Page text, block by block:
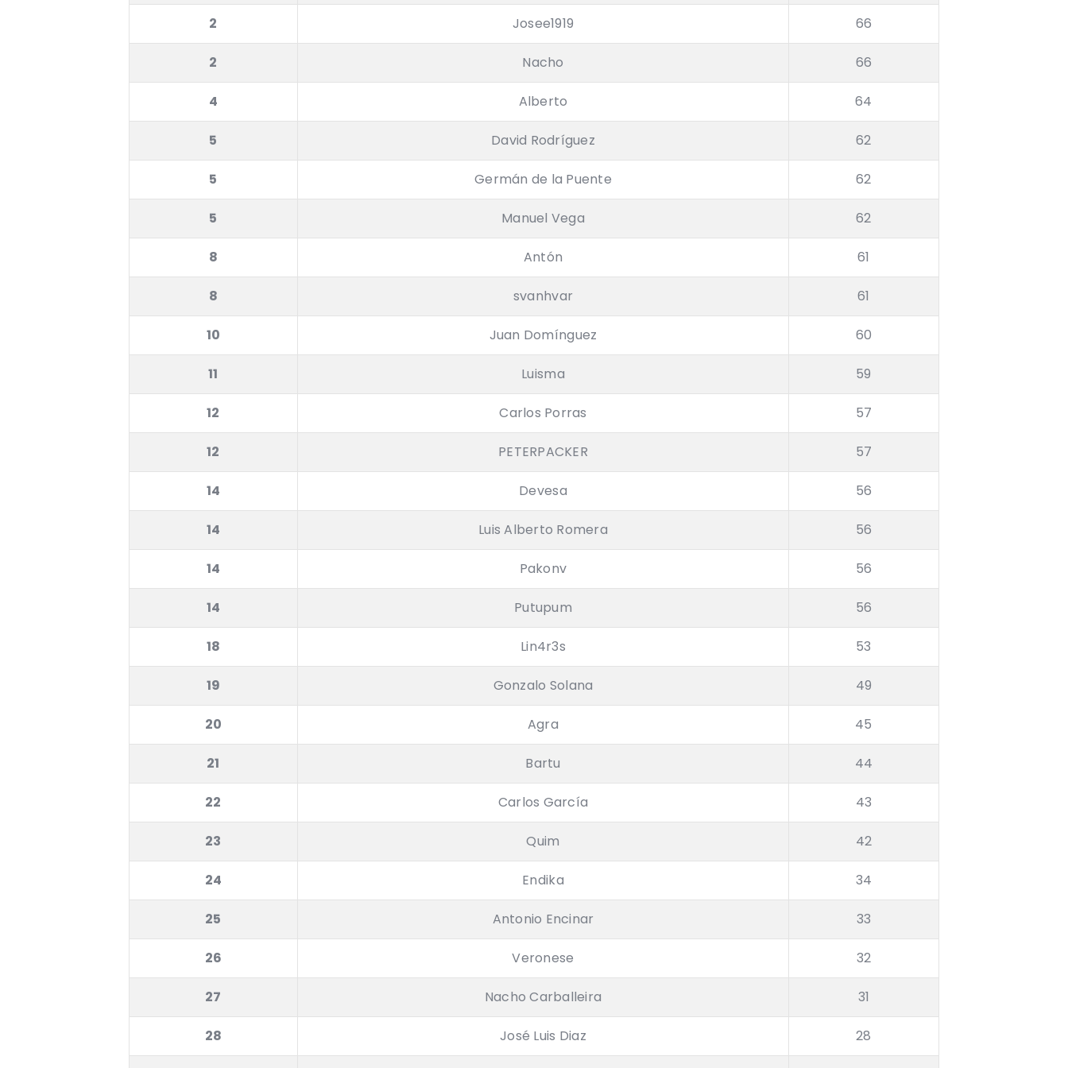
2 Josee1919 66
2 Nacho 66
4 Alberto 64
5 David Rodríguez 62
5 Germán de la Puente 62
5 Manuel Vega 62
8 Antón 61
8 svanhvar 61
10 Juan Domínguez 60
11 Luisma 59
12 Carlos Porras 57
12 PETERPACKER 57
14 Devesa 56
14 Luis Alberto Romera 56
14 Pakonv 56
14 Putupum 56
18 Lin4r3s 53
19 Gonzalo Solana 49
20 Agra 45
21 Bartu 44
22 Carlos García 43
23 Quim 42
24 Endika 34
25 Antonio Encinar 33
26 Veronese 32
27 Nacho Carballeira 31
28 José Luis Diaz 28